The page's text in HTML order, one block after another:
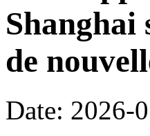
Shanghai
de
Date: 2026-